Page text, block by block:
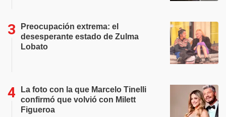
Preocupación extrema: el
desesperante estado de Zulma
Lobato
La foto con la que Marcelo Tinelli
confirmó que volvió con Milett
Figueroa